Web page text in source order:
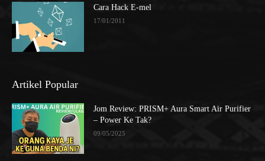
Cara Hack E-mel
17/01/2011
Artikel Popular
Jom Review: PRISM+ Aura Smart Air Purifier
– Power Ke Tak?
09/05/2025